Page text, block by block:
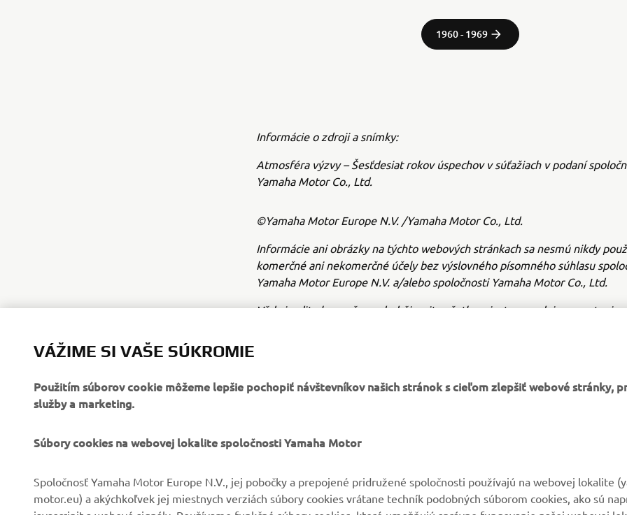
1960 - 1969
Informácie o zdroji a snímky:
Atmosféra výzvy – Šesťdesiat rokov úspechov v súťažiach v podaní
Yamaha Motor Co., Ltd.
©Yamaha Motor Europe N.V. /Yamaha Motor Co., Ltd.
Informácie ani obrázky na týchto webových stránkach sa nesmú nikdy
komerčné ani nekomerčné účely bez výslovného písomného súhlasu
Yamaha Motor Europe N.V. a/alebo spoločnosti Yamaha Motor Co., Ltd.
Vždy jazdite bezpečne a dodržiavajte všetky miestne predpisy o cestnej
FIREMNÉ STRÁNKY
Novinky
B2B
Úrady
VIAC YAMAHA
Yamaha Music
Rezervácia na servis
VÁŽIME SI VAŠE SÚKROMIE
Použitím súborov cookie môžeme lepšie pochopiť návštevníkov našich stránok s cieľom zlepšiť webové stránky,
služby a marketing.
Súbory cookies na webovej lokalite spoločnosti Yamaha Motor
Spoločnosť Yamaha Motor Europe N.V., jej pobočky a prepojené pridružené spoločnosti používajú na webovej lokalite
motor.eu) a akýchkoľvek jej miestnych verziách súbory cookies vrátane techník podobných súborom cookies, ako sú